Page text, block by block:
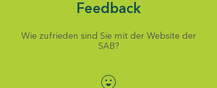
Feedback
Wie zufrieden sind Sie mit der Website der
SAB?
Bewertung auswählen